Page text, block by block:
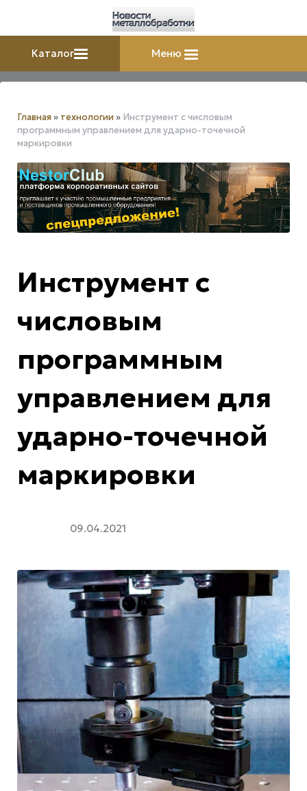
Каталог Меню
Главная » технологии » Инструмент с числовым
программным управлением для ударно-точечной
маркировки
Инструмент с
числовым
программным
управлением для
ударно-точечной
маркировки
09.04.2021